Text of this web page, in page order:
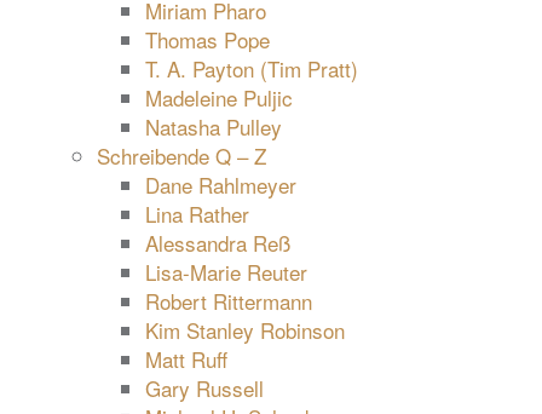
Miriam Pharo
Thomas Pope
T. A. Payton (Tim Pratt)
Madeleine Puljic
Natasha Pulley
Schreibende Q – Z
Dane Rahlmeyer
Lina Rather
Alessandra Reß
Lisa-Marie Reuter
Robert Rittermann
Kim Stanley Robinson
Matt Ruff
Gary Russell